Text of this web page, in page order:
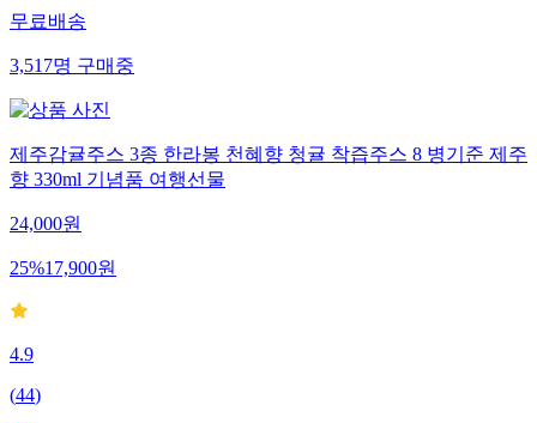
무료배송
3,517명구매중
제주감귤주스 3종 한라봉 천혜향 청귤 착즙주스 8 병기준 제주
향 330ml 기념품 여행선물
24,000원
25%17,900원
4.9
(44)